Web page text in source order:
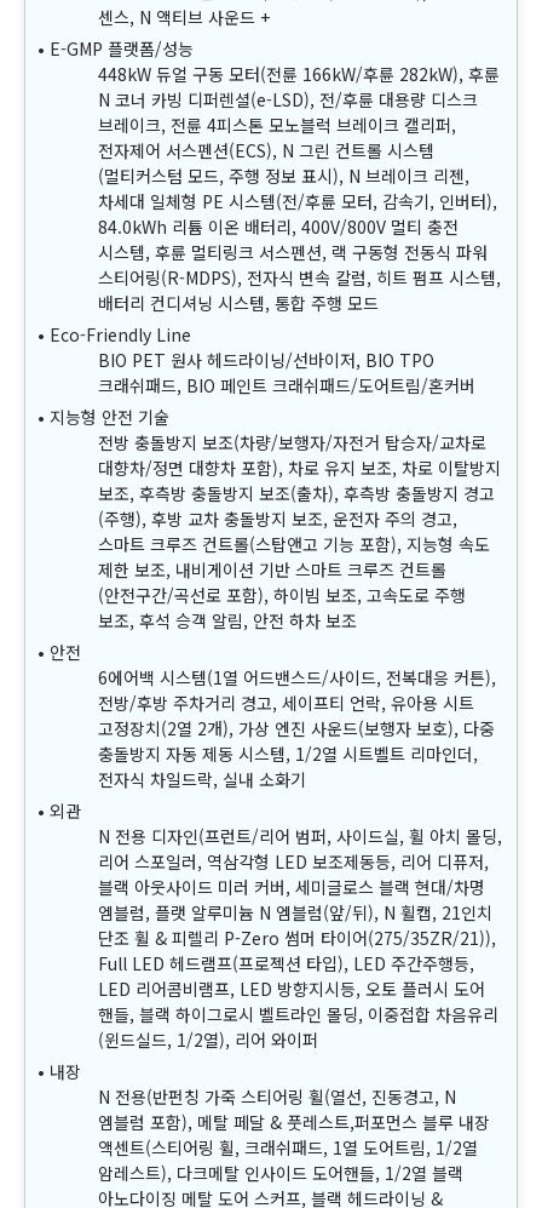
센스, N 액티브 사운드 +
E-GMP 플랫폼/성능
448kW 듀얼 구동 모터(전륜 166kW/후륜 282kW), 후륜
N 코너 카빙 디퍼렌셜(e-LSD), 전/후륜 대용량 디스크
브레이크, 전륜 4피스톤 모노블럭 브레이크 캘리퍼,
전자제어 서스펜션(ECS), N 그린 컨트롤 시스템
(멀티커스텀 모드, 주행 정보 표시), N 브레이크 리젠,
차세대 일체형 PE 시스템(전/후륜 모터, 감속기, 인버터),
84.0kWh 리튬 이온 배터리, 400V/800V 멀티 충전
시스템, 후륜 멀티링크 서스펜션, 랙 구동형 전동식 파워
스티어링(R-MDPS), 전자식 변속 칼럼, 히트 펌프 시스템,
배터리 컨디셔닝 시스템, 통합 주행 모드
Eco-Friendly Line
BIO PET 원사 헤드라이닝/선바이저, BIO TPO
크래쉬패드, BIO 페인트 크래쉬패드/도어트림/혼커버
지능형 안전 기술
전방 충돌방지 보조(차량/보행자/자전거 탑승자/교차로
대향차/정면 대향차 포함), 차로 유지 보조, 차로 이탈방지
보조, 후측방 충돌방지 보조(출차), 후측방 충돌방지 경고
(주행), 후방 교차 충돌방지 보조, 운전자 주의 경고,
스마트 크루즈 컨트롤(스탑앤고 기능 포함), 지능형 속도
제한 보조, 내비게이션 기반 스마트 크루즈 컨트롤
(안전구간/곡선로 포함), 하이빔 보조, 고속도로 주행
보조, 후석 승객 알림, 안전 하차 보조
안전
6에어백 시스템(1열 어드밴스드/사이드, 전복대응 커튼),
전방/후방 주차거리 경고, 세이프티 언락, 유아용 시트
고정장치(2열 2개), 가상 엔진 사운드(보행자 보호), 다중
충돌방지 자동 제동 시스템, 1/2열 시트벨트 리마인더,
전자식 차일드락, 실내 소화기
외관
N 전용 디자인(프런트/리어 범퍼, 사이드실, 휠 아치 몰딩,
리어 스포일러, 역삼각형 LED 보조제동등, 리어 디퓨저,
블랙 아웃사이드 미러 커버, 세미글로스 블랙 현대/차명
엠블럼, 플랫 알루미늄 N 엠블럼(앞/뒤), N 휠캡, 21인치
단조 휠 & 피렐리 P-Zero 썸머 타이어(275/35ZR/21)),
Full LED 헤드램프(프로젝션 타입), LED 주간주행등,
LED 리어콤비램프, LED 방향지시등, 오토 플러시 도어
핸들, 블랙 하이그로시 벨트라인 몰딩, 이중접합 차음유리
(윈드실드, 1/2열), 리어 와이퍼
내장
N 전용(반펀칭 가죽 스티어링 휠(열선, 진동경고, N
엠블럼 포함), 메탈 페달 & 풋레스트,퍼포먼스 블루 내장
액센트(스티어링 휠, 크래쉬패드, 1열 도어트림, 1/2열
암레스트), 다크메탈 인사이드 도어핸들, 1/2열 블랙
아노다이징 메탈 도어 스커프, 블랙 헤드라이닝 &